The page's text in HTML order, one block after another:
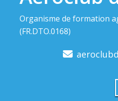
Organisme de formation
(FR.DTO.0168)